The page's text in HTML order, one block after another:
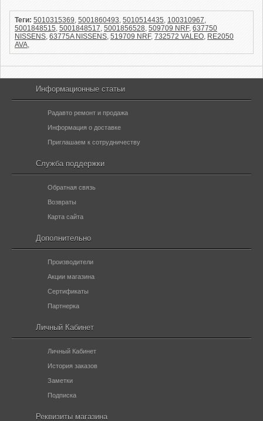
Теги: 5010315369, 5001860493, 5010514435, 100310967,
5001848515, 5001848517, 5001856528, 509709 NRF, 637750
NISSENS, 63775A NISSENS, 519709 NRF, 732572 VALEO, RE2050
AVA,
Информационные статьи
Радавто ремонт и продажа
Информация о доставке
Приглашаем к сотрудничеству
Служба поддержки
Обратная связь
Возвраты
Карта сайта
Дополнительно
Производители
Акции магазина
Сертификаты
Партнерка
Личный Кабинет
Личный Кабинет
История заказов
Заметки
Подписка
Реквизиты магазина